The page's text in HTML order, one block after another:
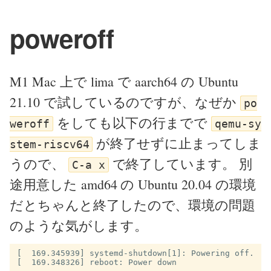
poweroff
M1 Mac 上で lima で aarch64 の Ubuntu
21.10 で試しているのですが、なぜか po
weroff をしても以下の行までで qemu-sy
stem-riscv64
が終了せずに止まってしま
うので、
C-a x で終了しています。 別
途用意した amd64 の Ubuntu 20.04 の環境
だとちゃんと終了したので、環境の問題
のような気がします。
[  169.345939] systemd-shutdown[1]: Powering off.